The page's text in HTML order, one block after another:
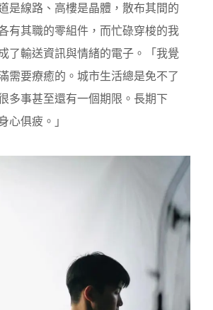
是線路、高樓是晶體，散布其間的
有其職的零組件，而忙碌穿梭的我
了輸送資訊與情緒的電子。「我覺
需要療癒的。城市生活總是免不了
多事甚至還有一個期限。長期下
心俱疲。」